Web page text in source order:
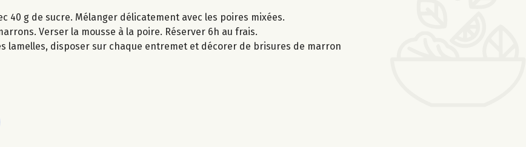
g de sucre. Mélanger délicatement avec les poires mixées.
Verser la mousse à la poire. Réserver 6h au frais.
lamelles, disposer sur chaque entremet et décorer de brisures de marron